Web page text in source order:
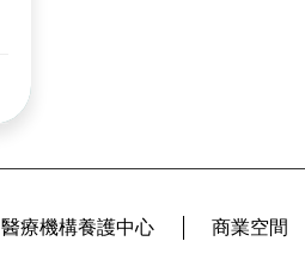
醫療機構養護中心 商業空間